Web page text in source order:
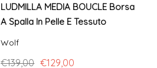
LUDMILLA MEDIA BOUCLE Borsa
A Spalla In Pelle E Tessuto
Wolf
€139,00 €129,00